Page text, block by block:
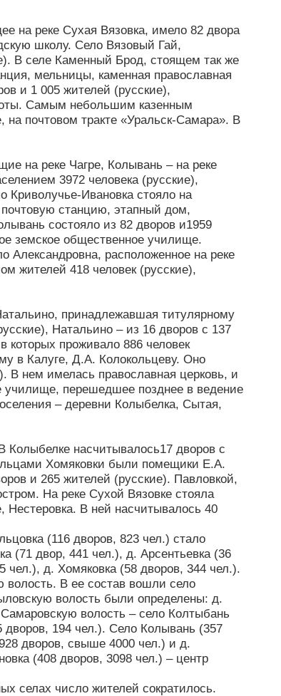
на реке Сухая Вязовка, имело 82 двора
школу. Село Вязовый Гай,
В селе Каменный Брод, стоящем так же
мельницы, каменная православная
и 1 005 жителей (русские),
Самым небольшим казенным
почтовом тракте «Уральск-Самара». В
на реке Чагре, Колывань – на реке
3972 человека (русские),
Криволучье-Ивановка стояло на
почтовую станцию, этапный дом,
состояло из 82 дворов и1959
земское общественное училище.
Александровна, расположенное на реке
жителей 418 человек (русские),
принадлежавшая титулярному
Натальино – из 16 дворов с 137
которых проживало 886 человек
в Калуге, Д.А. Колокольцеву. Оно
В нем имелась православная церковь, и
училище, перешедшее позднее в ведение
– деревни Колыбелка, Сытая,
насчитывалось17 дворов с
Хомяковки были помещики Е.А.
и 265 жителей (русские). Павловкой,
На реке Сухой Вязовке стояла
Нестеровка. В ней насчитывалось 40
(116 дворов, 823 чел.) стало
(71 двор, 441 чел.), д. Арсентьевка (36
чел.), д. Хомяковка (58 дворов, 344 чел.).
В ее состав вошли село
волость были определены: д.
волость – село Колтыбань
194 чел.). Село Колывань (357
дворов, свыше 4000 чел.) и д.
(408 дворов, 3098 чел.) – центр
селах число жителей сократилось.